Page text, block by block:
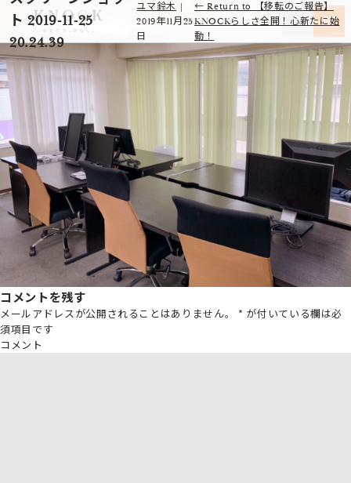
ト 2019-11-25
20.24.39
ユマ鈴木 |
2019年11月25
日
← Return to 【移転のご報告】
KNOCKらしさ全開！心新たに始
動！
コメントを残す
メールアドレスが公開されることはありません。 * が付いている欄は必
須項目です
コメント